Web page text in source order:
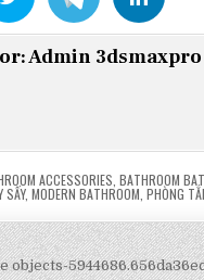
Admin 3dsmaxpro
ACCESSORIES BATHROOM
SẤY, MODERN BATHROOM PHÒNG